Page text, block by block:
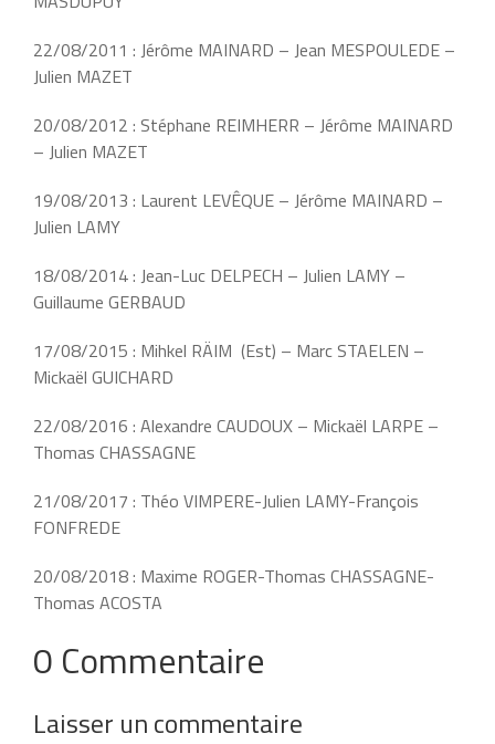
22/08/2011 : Jérôme MAINARD – Jean MESPOULEDE –
Julien MAZET
20/08/2012 : Stéphane REIMHERR – Jérôme MAINARD
– Julien MAZET
19/08/2013 : Laurent LEVÊQUE – Jérôme MAINARD –
Julien LAMY
18/08/2014 : Jean-Luc DELPECH – Julien LAMY –
Guillaume GERBAUD
17/08/2015 : Mihkel RÄIM (Est) – Marc STAELEN –
Mickaël GUICHARD
22/08/2016 : Alexandre CAUDOUX – Mickaël LARPE –
Thomas CHASSAGNE
21/08/2017 : Théo VIMPERE-Julien LAMY-François
FONFREDE
20/08/2018 : Maxime ROGER-Thomas CHASSAGNE-
Thomas ACOSTA
0 Commentaire
Laisser un commentaire